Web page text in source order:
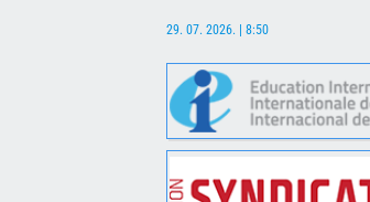
29. 07. 2026. | 8:50